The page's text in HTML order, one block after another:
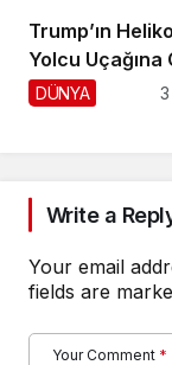
Trump’ın
Yolcu Uçağına
Yaklaştı!
DÜNYA
Write a
Your email
fields are
Your Comment *